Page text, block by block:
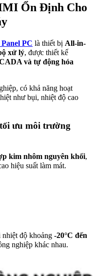
Ổn Định Cho
PC là thiết bị All-in-
xử lý, được thiết kế
và tự động hóa
có khả năng hoạt
như bụi, nhiệt độ cao
ưu môi trường
kim nhôm nguyên khối,
hiệu suất làm mát.
độ khoảng -20°C đến
nghiệp khác nhau.